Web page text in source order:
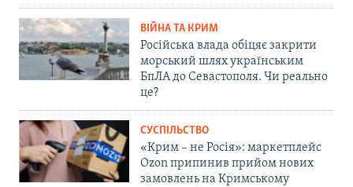
ВІЙНА ТА КРИМ
Російська влада обіцяє закрити
морський шлях українським
БпЛА до Севастополя. Чи реально
це?
СУСПІЛЬСТВО
«Крим – не Росія»: маркетплейс
Ozon припинив прийом нових
замовлень на Кримському